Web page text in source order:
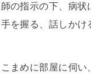
の指示の下、病状
を握る、話しかけ
まめに部屋に伺い